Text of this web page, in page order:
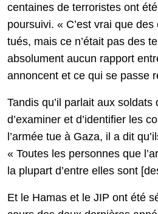
centaines de terroristes ont été
poursuivi. « C’est vrai que
tués, mais ce n’était pas des
absolument aucun rapport
annoncent et ce qui se passe
Tandis qu’il parlait aux
d’examiner et d’identifier les
l’armée tue à Gaza, il a dit
« Toutes les personnes que
la plupart d’entre elles sont
Et le Hamas et le JIP ont été